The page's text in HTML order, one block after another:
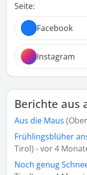
Seite:
Facebook
Instagram
Berichte aus
Aus die Maus
Frühlingsblüher
Tirol) - vor 4
Noch genug